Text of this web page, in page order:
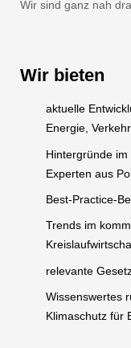
Wir sind ganz nah
Wir bieten
aktuelle
Energie,
Hintergründe
Experten aus
Best-Practice-
Trends im
relevante
Wissenswertes
Klimaschutz für